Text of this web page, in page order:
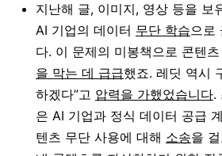
지난해 글, 이미지, 영상 등을 보
AI 기업의 데이터 무단 학습으로
다. 이 문제의 미봉책으로 콘텐
을 막는 데 급급했죠. 레딧 역시
하겠다”고 압력을 가했었습니다.
은 AI 기업과 정식 데이터 공급
텐츠 무단 사용에 대해 소송을